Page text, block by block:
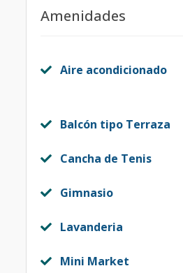
Amenidades
Aire acondicionado
Balcón tipo Terraza
Cancha de Tenis
Gimnasio
Lavanderia
Mini Market